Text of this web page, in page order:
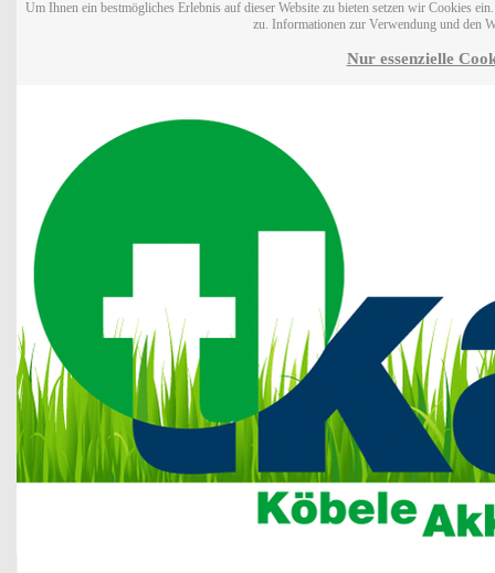
Um Ihnen ein bestmögliches Erlebnis auf dieser Website zu bieten setzen wir Cookies
zu. Informationen zur Verwendung und den
Nur essenzielle